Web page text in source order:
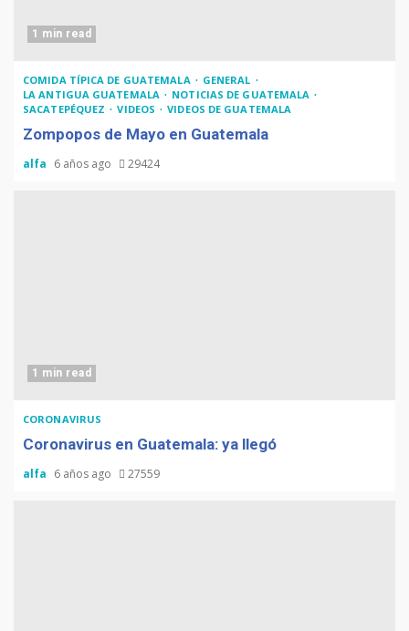
1 min read
COMIDA TÍPICA DE GUATEMALA
GENERAL
LA ANTIGUA GUATEMALA
NOTICIAS DE GUATEMALA
SACATEPÉQUEZ
VIDEOS VIDEOS DE GUATEMALA
Zompopos de Mayo en Guatemala
alfa 6 años ago 29424
1 min read
CORONAVIRUS
Coronavirus en Guatemala: ya llegó
alfa 6 años ago 27559